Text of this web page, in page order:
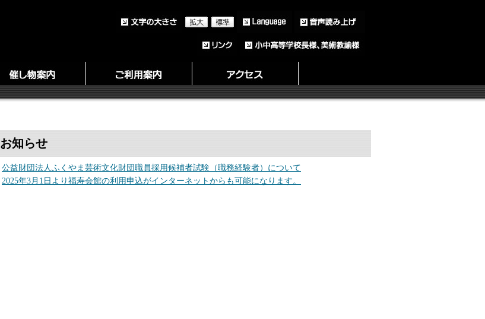
お知らせ
公益財団法人ふくやま芸術文化財団職員採用候補者試験（職務経験者）について
2025年3月1日より福寿会館の利用申込がインターネットからも可能になります。